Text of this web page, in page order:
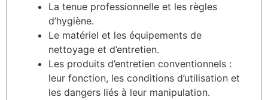
La tenue professionnelle et les règles
d’hygiène.
Le matériel et les équipements de
nettoyage et d’entretien.
Les produits d’entretien conventionnels :
leur fonction, les conditions d’utilisation et
les dangers liés à leur manipulation.